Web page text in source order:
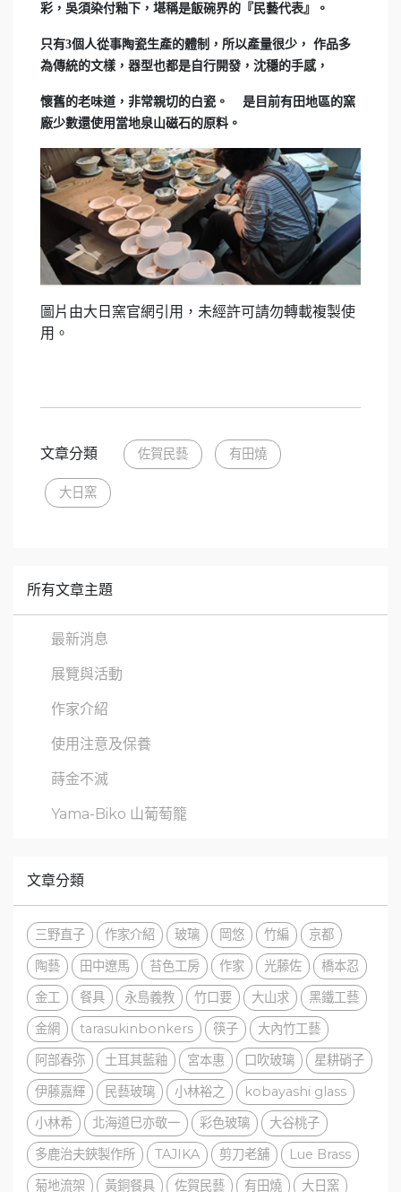
彩，吳須染付釉下，堪稱是飯碗界的『民藝代表』。
只有3個人從事陶瓷生產的體制，所以產量很少， 作品多
為傳統的文樣，器型也都是自行開發，沈穩的手感，
懷舊的老味道，非常親切的白瓷。 是目前有田地區的窯
廠少數還使用當地泉山磁石的原料。
圖片由大日窯官網引用，未經許可請勿轉載複製使
用。
文章分類 佐賀民藝 有田燒
大日窯
所有文章主題
最新消息
展覽與活動
作家介紹
使用注意及保養
蒔金不滅
Yama-Biko 山葡萄籠
文章分類
三野直子 作家介紹 玻璃 岡悠 竹編
京都
陶藝
田中遼馬 苔色工房 作家 光藤佐
橋本忍
金工
餐具 永島義教 竹口要 大山求
黑鐵工藝
金網
tarasukinbonkers 筷子
大內竹工藝
阿部春弥
土耳其藍釉 宮本惠 口吹玻璃
星耕硝子
伊藤嘉輝
民藝玻璃 小林裕之
kobayashi glass
小林希
北海道巳亦敬一 彩色玻璃
大谷桃子
多鹿治夫鋏製作所
TAJIKA 剪刀老舖
Lue Brass
菊地流架
黃銅餐具 佐賀民藝 有田燒 大日窯